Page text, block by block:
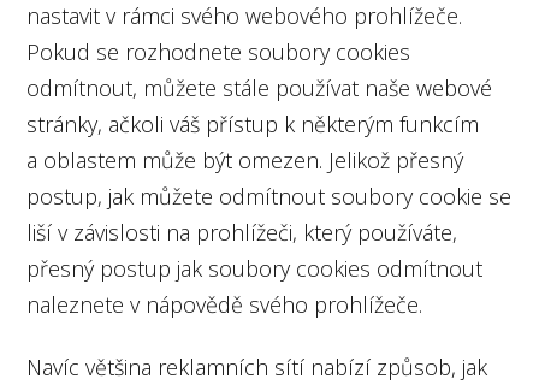
nastavit v rámci svého webového prohlížeče.
Pokud se rozhodnete soubory cookies
odmítnout, můžete stále používat naše webové
stránky, ačkoli váš přístup k některým funkcím
a oblastem může být omezen. Jelikož přesný
postup, jak můžete odmítnout soubory cookie se
liší v závislosti na prohlížeči, který používáte,
přesný postup jak soubory cookies odmítnout
naleznete v nápovědě svého prohlížeče.
Navíc většina reklamních sítí nabízí způsob, jak